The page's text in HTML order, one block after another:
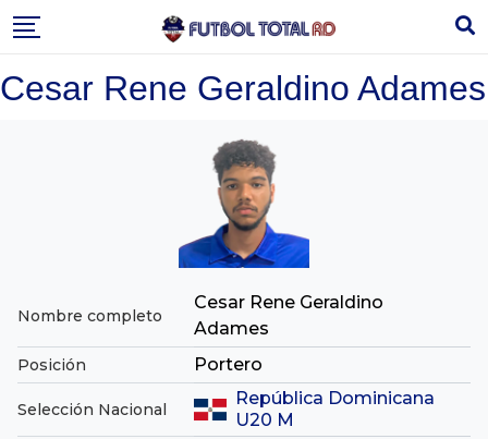
to
Cesar Rene Geraldino Adames
Nombre completo
Cesar Rene Geraldino
Adames
Posición Portero
Selección Nacional
República Dominicana
U20 M